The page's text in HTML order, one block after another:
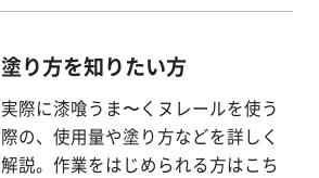
塗り方を知りたい方
実際に漆喰うま〜くヌレールを使う
際の、使用量や塗り方などを詳しく
解説。作業をはじめられる方はこち